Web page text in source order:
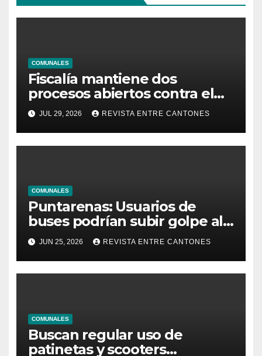
COMUNALES
Fiscalía mantiene dos
procesos abiertos contra el
alcalde de Grecia
JUL 29, 2026 REVISTA ENTRE CANTONES
COMUNALES
Puntarenas: Usuarios de
buses podrían subir golpe al
bolsillo
JUN 25, 2026 REVISTA ENTRE CANTONES
COMUNALES
Buscan regular uso de
patinetas y scooters